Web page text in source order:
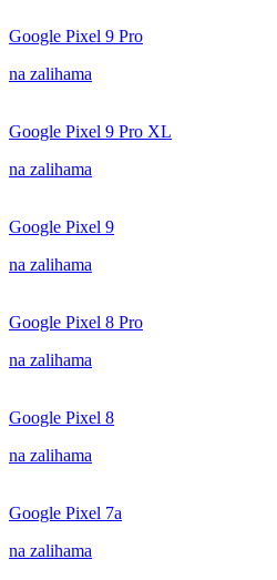
Google Pixel 9 Pro
na zalihama
Google Pixel 9 Pro XL
na zalihama
Google Pixel 9
na zalihama
Google Pixel 8 Pro
na zalihama
Google Pixel 8
na zalihama
Google Pixel 7a
na zalihama